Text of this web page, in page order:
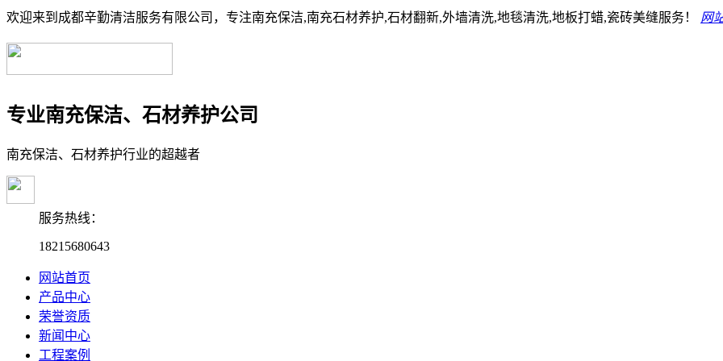
欢迎来到成都辛勤清洁服务有限公司，专注南充保洁,南充石材养护,石材翻新,外墙清洗,地毯清洗,地板打蜡,瓷砖美缝服务！ 网
专业南充保洁、石材养护公司
南充保洁、石材养护行业的超越者
服务热线：
18215680643
网站首页
产品中心
荣誉资质
新闻中心
工程案例